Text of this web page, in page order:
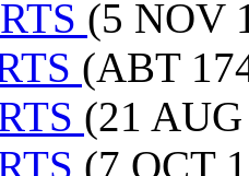
(5 NOV
(ABT
(21
(7 OCT